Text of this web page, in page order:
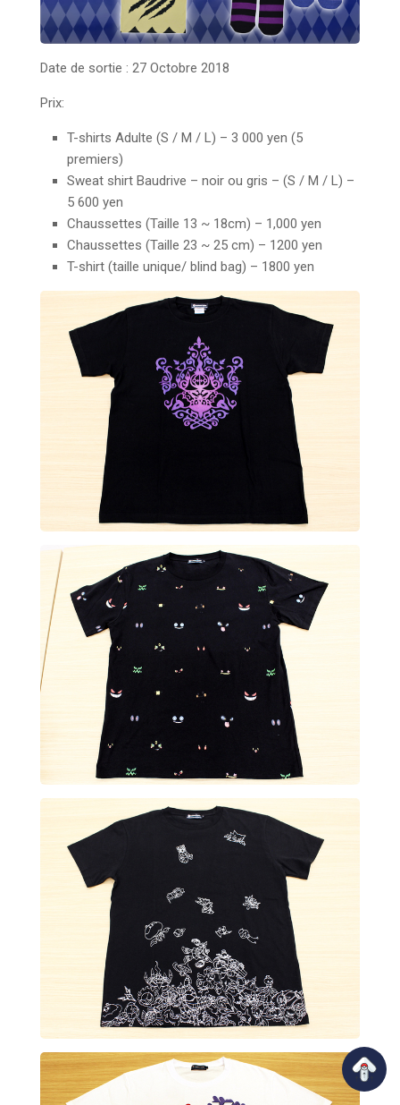
Date de sortie : 27 Octobre 2018
Prix:
T-shirts Adulte (S / M / L) – 3 000 yen (5
premiers)
Sweat shirt Baudrive – noir ou gris – (S / M / L) –
5 600 yen
Chaussettes (Taille 13 ~ 18cm) – 1,000 yen
Chaussettes (Taille 23 ~ 25 cm) – 1200 yen
T-shirt (taille unique/ blind bag) – 1800 yen